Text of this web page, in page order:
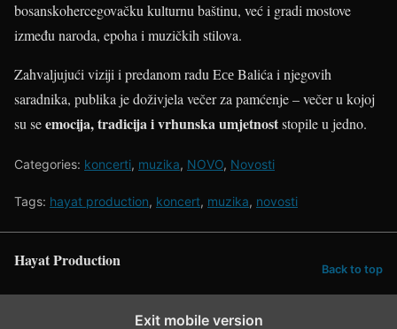
bosanskohercegovačku kulturnu baštinu, već i gradi mostove
između naroda, epoha i muzičkih stilova.
Zahvaljujući viziji i predanom radu Eсе Balića i njegovih
saradnika, publika je doživjela večer za pamćenje – večer u kojoj
su seemocija, tradicija i vrhunska umjetnoststopile u jedno.
Categories: koncerti, muzika, NOVO, Novosti
Tags: hayat production, koncert, muzika, novosti
Hayat Production Back to top
Exit mobile version